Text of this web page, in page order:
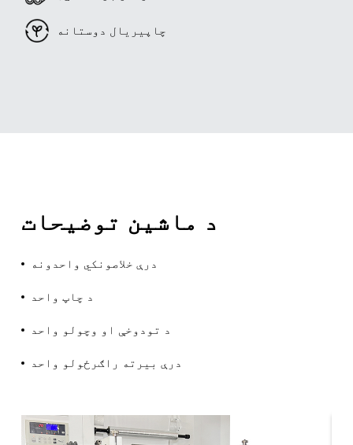
چاپیریال دوستانه
د ماشین توضیحات
درې خلاصونکي واحدونه
د چاپ واحد
د تودوخې او وچولو واحد
درې بیرته راګرځولو واحد